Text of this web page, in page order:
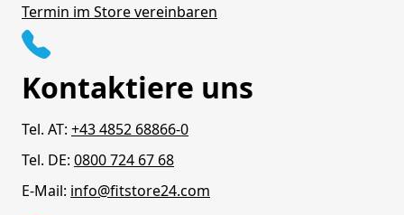
Termin im Store vereinbaren
Kontaktiere uns
Tel. AT: +43 4852 68866-0
Tel. DE: 0800 724 67 68
E-Mail: info@fitstore24.com